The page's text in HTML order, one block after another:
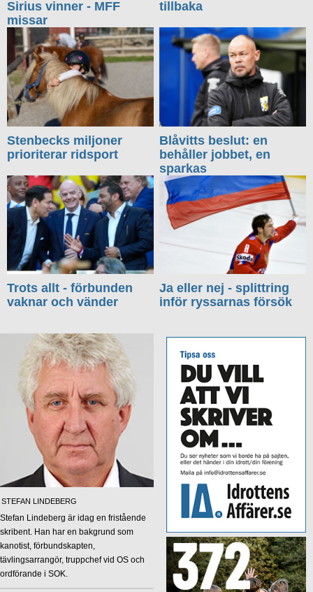
Sirius vinner - MFF
missar
tillbaka
Stenbecks miljoner
prioriterar ridsport
Blåvitts beslut: en
behåller jobbet, en
sparkas
Trots allt - förbunden
vaknar och vänder
Ja eller nej - splittring
inför ryssarnas försök
STEFAN LINDEBERG
Stefan Lindeberg är idag en fristående
skribent. Han har en bakgrund som
kanotist, förbundskapten,
tävlingsarrangör, truppchef vid OS och
ordförande i SOK.